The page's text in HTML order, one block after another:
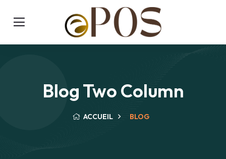
Blog Two Column
ACCUEIL BLOG